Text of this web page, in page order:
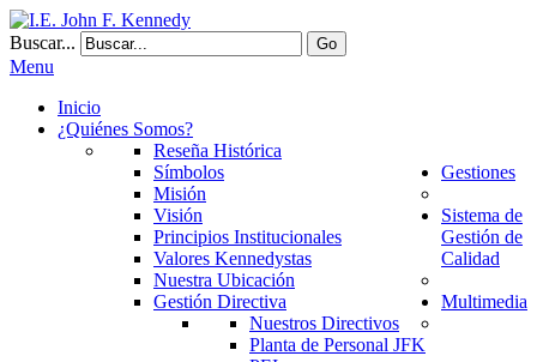
Buscar... Go
Menu
Inicio
¿Quiénes Somos?
Reseña Histórica
Símbolos
Misión
Visión
Principios Institucionales
Valores Kennedystas
Nuestra Ubicación
Gestiones
Gestión Directiva
Nuestros Directivos
Planta de Personal JFK
Sistema de
Gestión de
Calidad
Multimedia